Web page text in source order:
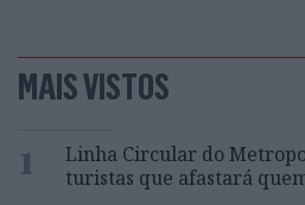
MAIS VISTOS
1
Linha Circular do
turistas que afastará